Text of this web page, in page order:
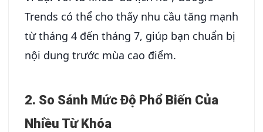
Trends có thể cho thấy nhu cầu tăng mạnh
từ tháng 4 đến tháng 7, giúp bạn chuẩn bị
nội dung trước mùa cao điểm.
2. So Sánh Mức Độ Phổ Biến Của
Nhiều Từ Khóa